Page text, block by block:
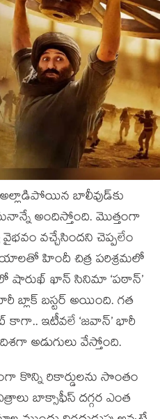
అల్లాడిపోయిన బాలీవుడ్‌కు
అందిస్తోంది. మొత్తంగా
వచ్చేసిందని చెప్పలేం
హిందీ చిత్ర పరిశ్రమలో
షారుఖ్ ఖాన్ సినిమా ‘పఠాన్’
బ్లాక్ బస్టర్ అయింది. గత
కాగా.. ఇటీవలే ‘జవాన్’ భారీ
అడుగులు వేస్తోంది.
కొన్ని రికార్డులను సొంతం
బాక్సాఫీస్ దగ్గర ఎంత